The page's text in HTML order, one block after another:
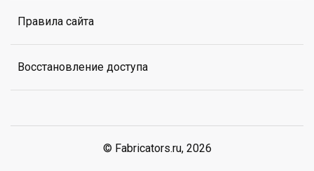
Правила сайта
Восстановление доступа
© Fabricators.ru, 2026